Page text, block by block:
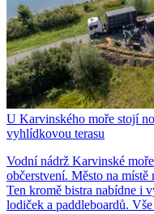
U Karvinského moře stojí
vyhlídkovou terasu
Vodní nádrž Karvinské
občerstvení. Město na
Ten kromě bistra nabídne i
lodiček a paddleboardů.